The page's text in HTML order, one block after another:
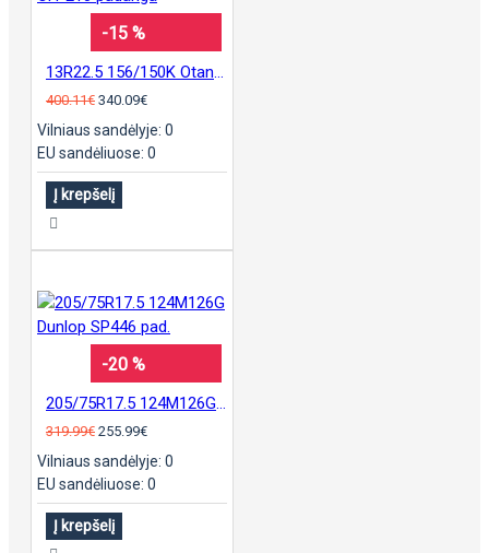
-15 %
400.11€ 340.09€
Vilniaus sandėlyje: 0
EU sandėliuose: 0
Į krepšelį
-20 %
319.99€ 255.99€
Vilniaus sandėlyje: 0
EU sandėliuose: 0
Į krepšelį